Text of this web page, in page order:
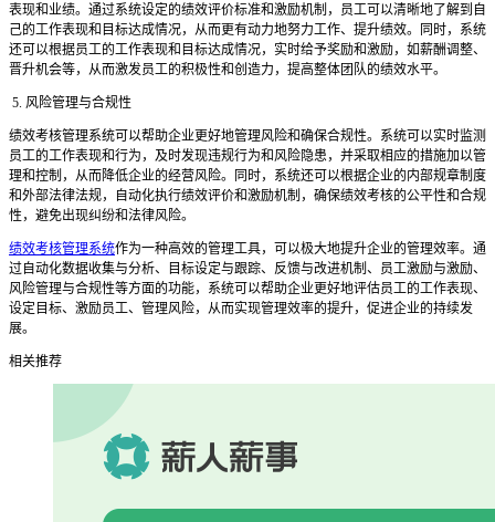
表现和业绩。通过系统设定的绩效评价标准和激励机制，员工可以清晰地了解到自
己的工作表现和目标达成情况，从而更有动力地努力工作、提升绩效。同时，系统
还可以根据员工的工作表现和目标达成情况，实时给予奖励和激励，如薪酬调整、
晋升机会等，从而激发员工的积极性和创造力，提高整体团队的绩效水平。
5. 风险管理与合规性
绩效考核管理系统可以帮助企业更好地管理风险和确保合规性。系统可以实时监测
员工的工作表现和行为，及时发现违规行为和风险隐患，并采取相应的措施加以管
理和控制，从而降低企业的经营风险。同时，系统还可以根据企业的内部规章制度
和外部法律法规，自动化执行绩效评价和激励机制，确保绩效考核的公平性和合规
性，避免出现纠纷和法律风险。
绩效考核管理系统作为一种高效的管理工具，可以极大地提升企业的管理效率。通
过自动化数据收集与分析、目标设定与跟踪、反馈与改进机制、员工激励与激励、
风险管理与合规性等方面的功能，系统可以帮助企业更好地评估员工的工作表现、
设定目标、激励员工、管理风险，从而实现管理效率的提升，促进企业的持续发
展。
相关推荐